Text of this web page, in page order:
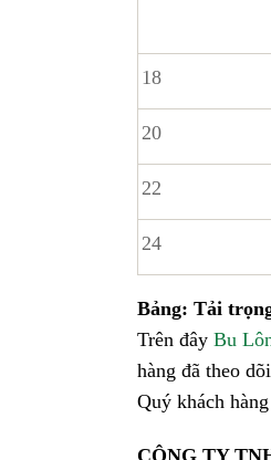
18
20
22
24
Bảng: Tải
Trên đây Bu
hàng đã theo
Quý khách
CÔNG TY